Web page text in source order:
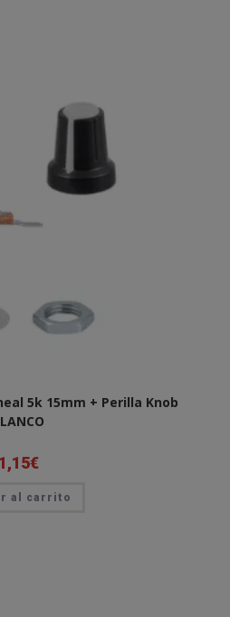
5k 15mm + Perilla Knob
1,15€
al carrito